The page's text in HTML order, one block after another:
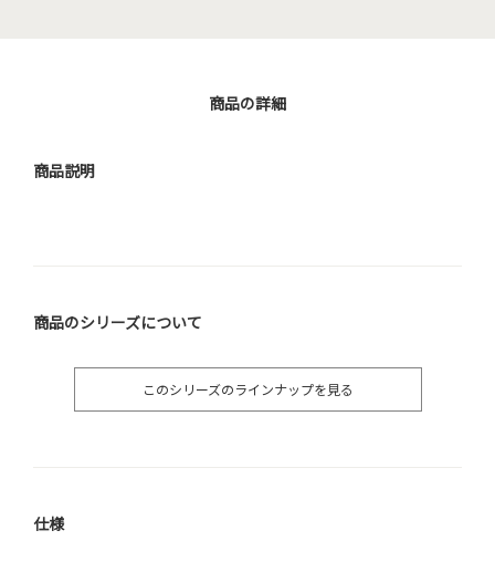
商品の詳細
商品説明
商品のシリーズについて
このシリーズのラインナップを見る
仕様